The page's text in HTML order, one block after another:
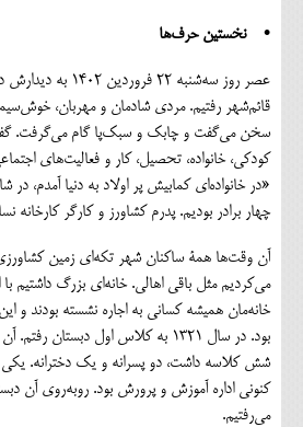
• نخستین حرف‌ها
عصر روز سه‌شنبه ۲۲
قائم‌شهر رفتیم. مردی شادمان و مهربان،
سخن می‌گفت و چابک و سبک‌پا گام می‌گرفت. گفتم
کودکی، خانواده، تحصیل، کار و فعالیت‌های
«در خانواده‌ای کمابیش پر اولاد به ‌دنیا آمدم، در
چهار برادر بودیم. پدرم کشاورز و کارگر کارخانه
آن وقت‌ها همة ساکنان شهر تکه‌ای زمین
می‌کردیم مثل باقی اهالی. خانه‌ای بزرگ داشتیم با
خانه‌مان همیشه کسانی به اجاره نشسته بودند و
بود. در سال ۱۳۲۱ به کلاس اول
شش کلاسه داشت، دو پسرانه و یک دخترانه. یکی
کنونی اداره آموزش و پرورش بود. روبه‌روی آن
می‌رفتیم.